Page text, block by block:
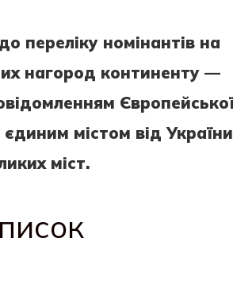
переліку номінантів на
нагород континенту —
єдиним містом від
міст.